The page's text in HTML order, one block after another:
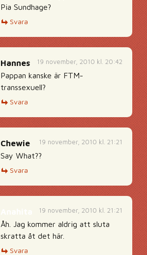
Pia Sundhage?
Svara
19 november, 2010 kl. 20:42
Hannes
Pappan kanske är FTM-
transsexuell?
Svara
19 november, 2010 kl. 21:21
Chewie
Say What??
Svara
19 november, 2010 kl. 21:21
Åh. Jag kommer aldrig att sluta
skratta åt det här.
Svara